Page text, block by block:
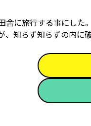
に旅行する事にし
知らず知らずの内に